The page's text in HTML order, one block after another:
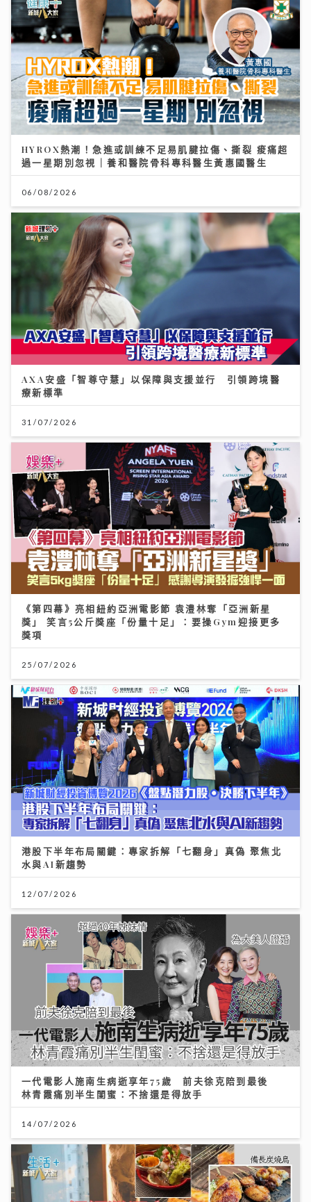
HYROX熱潮！急進或訓練不足易肌腱拉傷、撕裂 痠痛超
過一星期別忽視｜養和醫院骨科專科醫生黃惠國醫生
06/08/2026
AXA安盛「智尊守慧」以保障與支援並行 引領跨境醫
療新標準
31/07/2026
《第四幕》亮相紐約亞洲電影節 袁澧林奪「亞洲新星
獎」 笑言5公斤獎座「份量十足」：要操Gym迎接更多
獎項
25/07/2026
港股下半年布局關鍵：專家拆解「七翻身」真偽 聚焦北
水與AI新趨勢
12/07/2026
一代電影人施南生病逝享年75歲 前夫徐克陪到最後
林青霞痛別半生閨蜜：不捨還是得放手
14/07/2026